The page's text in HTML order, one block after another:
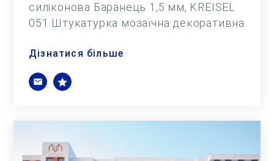
силіконова Баранець 1,5 мм, KREISEL
051 Штукатурка мозаїчна декоративна
Дізнатися більше